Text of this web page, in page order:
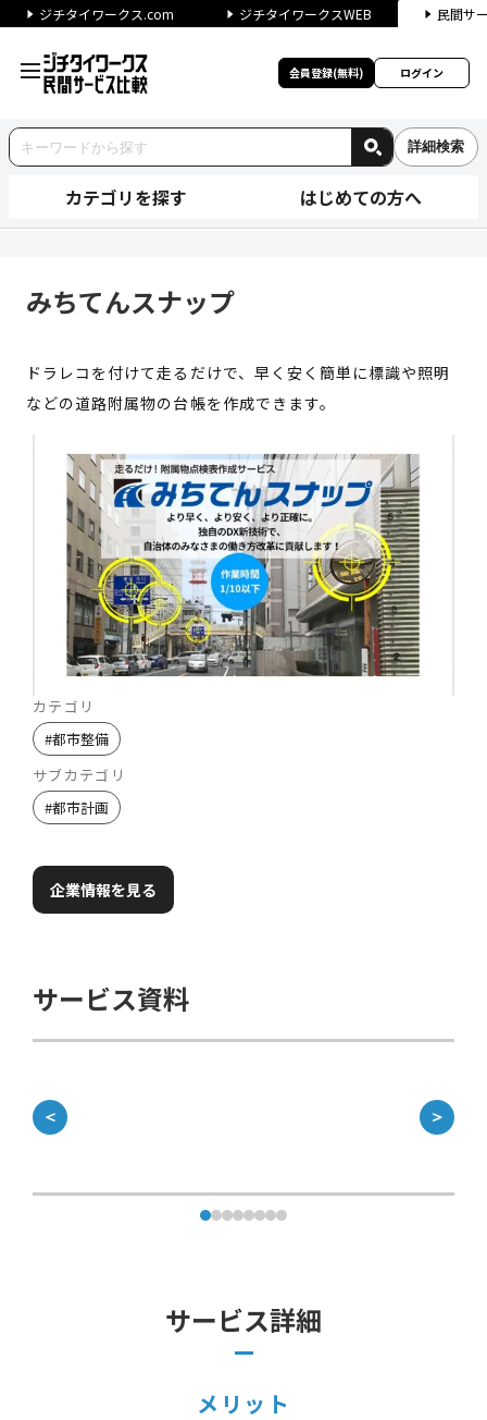
ジチタイワークス.com ジチタイワークスWEB 民間サ
会員登録(無料) ログイン
詳細検索
カテゴリを探す はじめての方へ
みちてんスナップ
ドラレコを付けて走るだけで、早く安く簡単に標識や照明
などの道路附属物の台帳を作成できます。
カテゴリ
#都市整備
サブカテゴリ
#都市計画
企業情報を見る
サービス資料
＜ ＞
サービス詳細
メリット